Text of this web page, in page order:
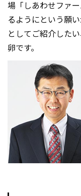
場「しあわせファ
るようにという願
としてご紹介した
卵です。